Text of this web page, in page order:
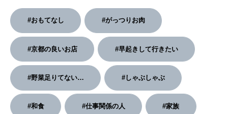
2026年6月号「大銀座 トレンドが生まれる 新しい一流店へ。」
2026年5月号「“大好き”に出会いに。韓国」
2026年4月号「未来をつくる、学びの教科書。」
2026年3月号「スイーツ予想図 2026」
FOLLOW US!
#おもてなし #がっつりお肉
#京都の良いお店 #早起きして行きたい
#野菜足りてない… #しゃぶしゃぶ
#和食 #仕事関係の人 #家族